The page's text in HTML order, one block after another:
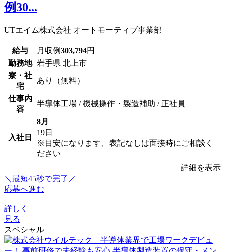
例30...
UTエイム株式会社 オートモーティブ事業部
給与 月収例303,794円
勤務地 岩手県 北上市
寮・社
宅
あり（無料）
仕事内
容
半導体工場 / 機械操作・製造補助 / 正社員
入社日
8月
19日
※目安になります、表記なしは面接時にご相談く
ださい
詳細を表示
＼最短45秒で完了／
応募へ進む
詳しく
見る
スペシャル